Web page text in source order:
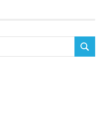
SEARCH